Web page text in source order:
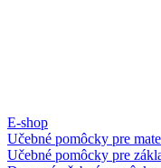
E-shop
Učebné pomôcky pre
Učebné pomôcky pre